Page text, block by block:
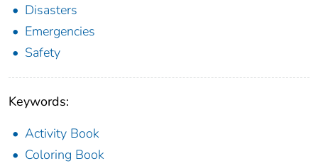
Disasters
Emergencies
Safety
Keywords:
Activity Book
Coloring Book